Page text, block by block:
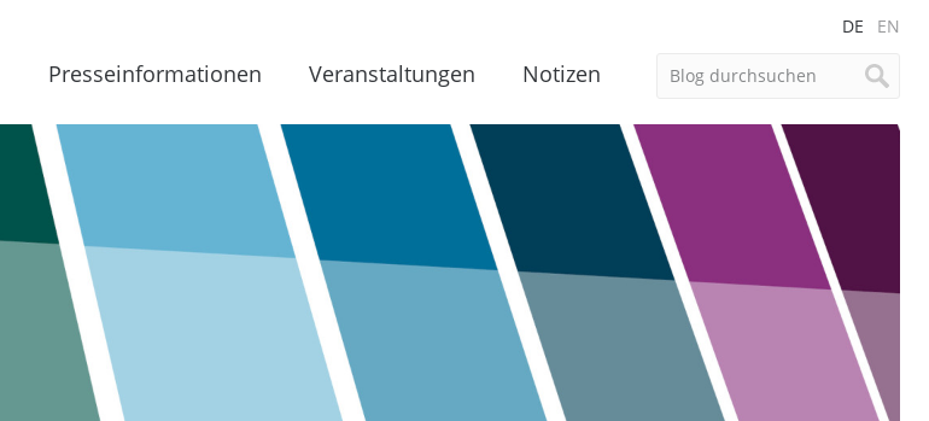
DE EN
Presseinformationen Veranstaltungen Notizen